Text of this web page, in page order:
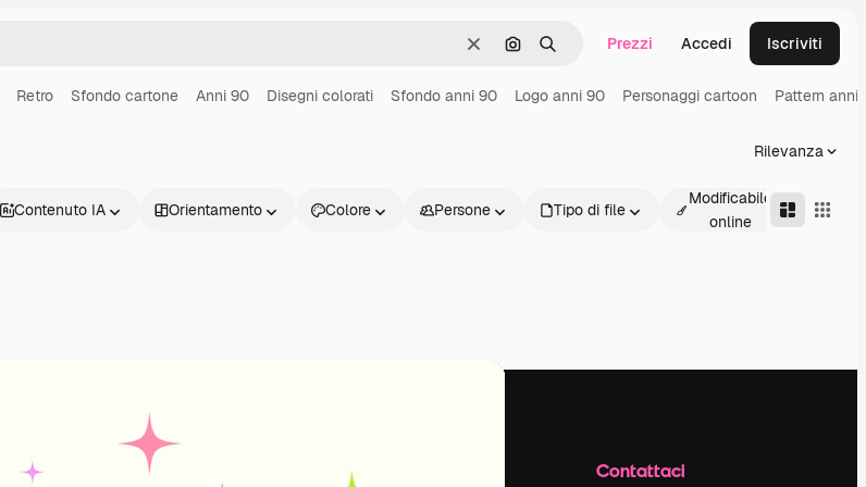
CancellaCerca per immagine
Ricerca Prezzi Accedi Iscriviti
Retro Sfondo cartone Anni 90 Disegni colorati Sfondo anni 90 Logo anni 90 Personaggi cartoon Pattern anni
Rilevanza
Contenuto IA Orientamento Colore Persone Tipo di file
Modificabile
online
Prodotti Contattaci